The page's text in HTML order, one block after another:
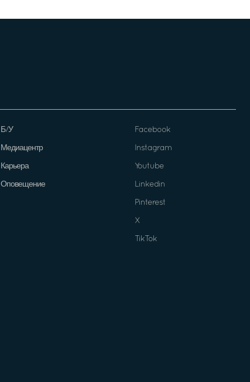
Б/У
Медиацентр
Карьера
Оповещение
Facebook
Instagram
Youtube
Linkedin
Pinterest
X
TikTok